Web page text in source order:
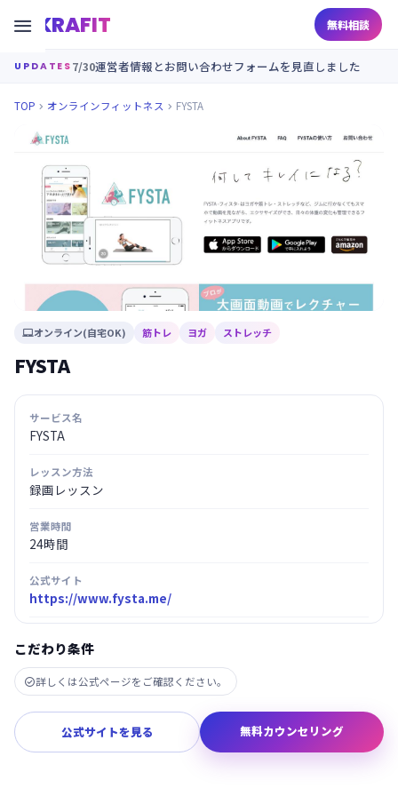
KRAFIT 無料相談

UPDATES 7/30運営者情報とお問い合わせフォームを見直しました
TOP  オンラインフィットネス  FYSTA
オンライン(自宅OK) 筋トレ ヨガ ストレッチ
FYSTA
サービス名
FYSTA
レッスン方法
録画レッスン
営業時間
24時間
公式サイト
https://www.fysta.me/
こだわり条件
詳しくは公式ページをご確認ください。
公式サイトを見る 無料カウンセリング